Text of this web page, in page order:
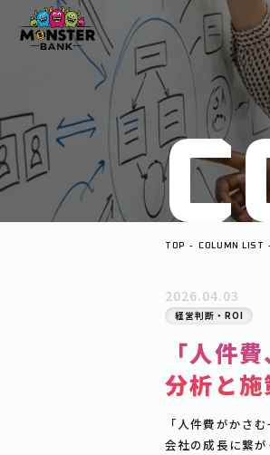
C
TOP COLUMN LIST
2026.04.03
経営判断・ROI
「人件
分析と施
「人件費がかさ
会社の成長に繋